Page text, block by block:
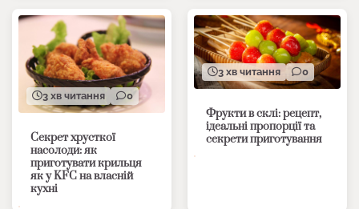
3 хв читання 0
Секрет хрусткої
насолоди: як
приготувати крильця
як у KFC на власній
кухні
3 хв читання 0
Фрукти в склі: рецепт,
ідеальні пропорції та
секрети приготування